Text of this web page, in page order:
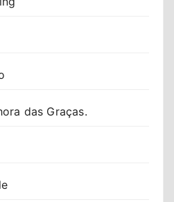
das Graças.